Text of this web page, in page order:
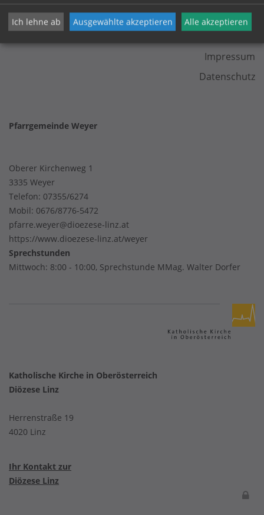
KONTAKT
Impressum
Datenschutz
Pfarrgemeinde Weyer
Oberer Kirchenweg 1
3335 Weyer
Telefon: 07355/6274
Mobil: 0676/8776-5472
pfarre.weyer@dioezese-linz.at
https://www.dioezese-linz.at/weyer
Sprechstunden
Mittwoch: 8:00 - 10:00, Sprechstunde MMag. Walter Dorfer
Katholische Kirche in Oberösterreich
Diözese Linz
Herrenstraße 19
4020 Linz
Ihr Kontakt zur
Diözese Linz
Ich lehne ab Ausgewählte akzeptieren Alle akzeptieren